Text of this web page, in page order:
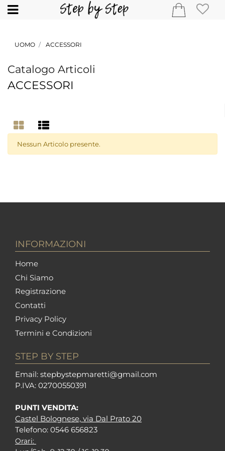
Open
UOMO ACCESSORI
Catalogo Articoli
ACCESSORI
Nessun Articolo presente.
INFORMAZIONI
Home
Chi Siamo
Registrazione
Contatti
Privacy Policy
Termini e Condizioni
STEP BY STEP
Email: stepbystepmaretti@gmail.com
P.IVA: 02700550391
PUNTI VENDITA:
Castel Bolognese, via Dal Prato 20
Telefono: 0546 656823
Orari: